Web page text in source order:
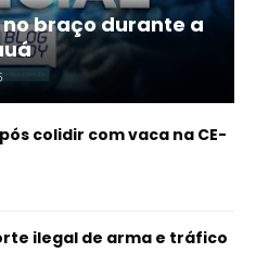
braço durante a
colidir com vaca na CE-
ilegal de arma e tráfico